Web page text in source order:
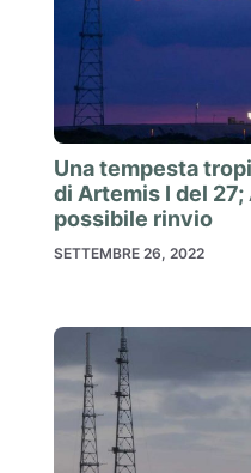
Una tempesta
di Artemis I del
possibile rinvio
SETTEMBRE 26, 2022